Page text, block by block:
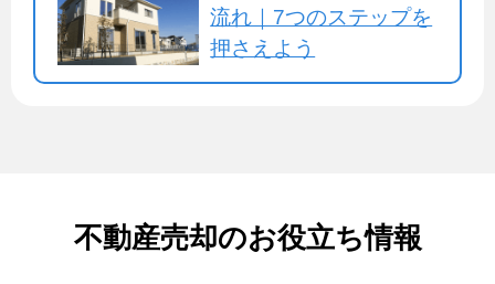
流れ｜7つのステップを
押さえよう
不動産売却のお役立ち情報